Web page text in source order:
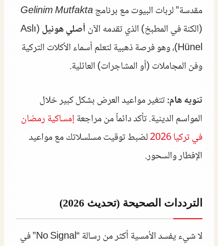
مقدسة” لربات البيوت مع برنامجGelinim Mutfakta
(الكنة في المطبخ) الذي تقدمه الآنأصلي هونيل (Aslı
Hünel)، وهو فرصة ذهبية لتعلم أسماء الأكلات التركية
وفن المجاملات (أو المشاجرات) العائلية.
تنويه هام:تتغير مواعيد العرض بشكل كبير خلال
المواسم الدينية. تأكد دائماً من مراجعةإمساكية رمضان
في تركيا 2026
لضبط توقيت مسلسلاتك مع مواعيد
الإفطار والسحور.
الترددات الصحيحة (تحديث 2026)
لا شيء يفسد الأمسية أكثر من رسالة “No Signal” في